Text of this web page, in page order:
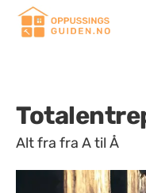
Alt fra fra A til Å